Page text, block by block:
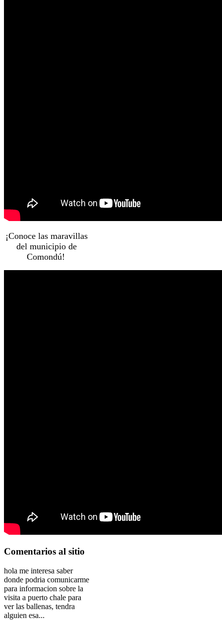
¡Conoce las maravillas
del municipio de
Comondú!
Comentarios al sitio
hola me interesa saber
donde podria comunicarme
para informacion sobre la
visita a puerto chale para
ver las ballenas, tendra
alguien esa...